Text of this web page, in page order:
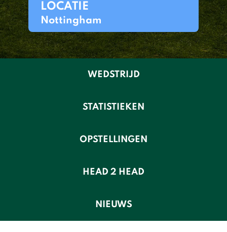
LOCATIE
Nottingham
WEDSTRIJD
STATISTIEKEN
OPSTELLINGEN
HEAD 2 HEAD
NIEUWS